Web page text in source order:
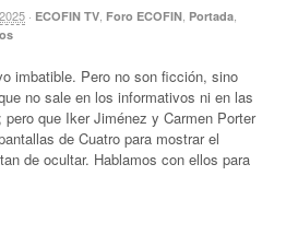
· ECOFIN TV, Foro ECOFIN, Portada,
imbatible. Pero no son ficción, sino
no sale en los informativos ni en las
que Iker Jiménez y Carmen Porter
de Cuatro para mostrar el
de ocultar. Hablamos con ellos para